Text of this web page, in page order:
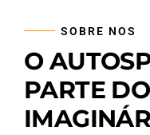
SOBRE NOS
O
PARTE